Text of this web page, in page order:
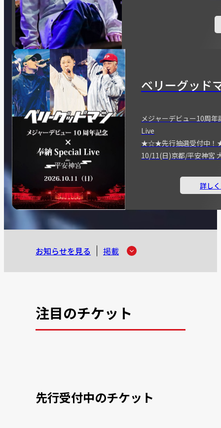
ベリーグッド
メジャーデビュー10周
Live
★☆★先行抽選受付中
10/11(日)京都/平安神宮
詳し
お知らせを見る 掲載
注目のチケット
先行受付中のチケット